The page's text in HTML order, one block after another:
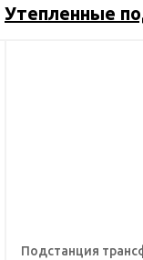
Утепленные
Подстанция